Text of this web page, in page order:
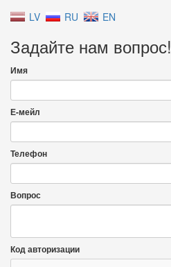
LV RU EN
Задайте нам вопрос!
Имя
Е-мейл
Телефон
Вопрос
Код авторизации